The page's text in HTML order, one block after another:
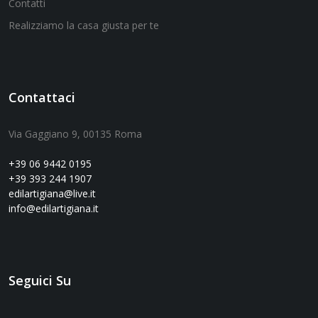
Contatti
Realizziamo la casa giusta per te
Contattaci
Via Gaggiano 9, 00135 Roma
+39 06 9442 0195
+39 393 244 1907
edilartigiana@live.it
info@edilartigiana.it
Seguici Su